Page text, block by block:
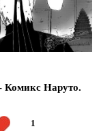
Комикс Наруто.
1